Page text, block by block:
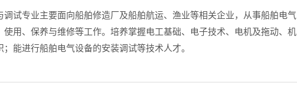
调试专业主要面向船舶修造厂及船舶航运、渔业等相关企业，从事船舶电气
使用、保养与维修等工作。培养掌握电工基础、电子技术、电机及拖动、机
能进行船舶电气设备的安装调试等技术人才。